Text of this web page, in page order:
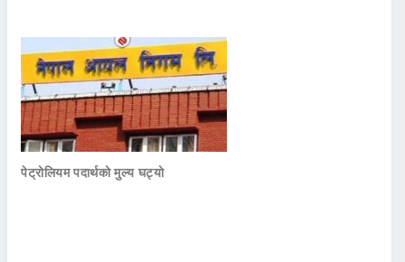
पेट्रोलियम पदार्थको मुल्य घट्यो